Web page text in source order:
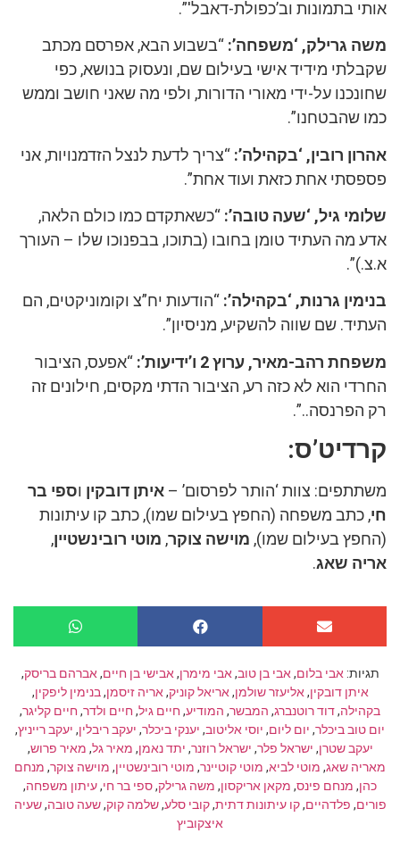
אותי בתמונות וב’כפולת-דאבל'”.
משה גרילק, ‘משפחה’: “בשבוע הבא, אפרסם מכתב
שקבלתי מידיד אישי בעילום שם, ונעסוק בנושא, כפי
שחונכנו על-ידי מאורי הדורות, ולפי מה שאני חושב וממש
כמו שהבטחנו”.
אהרון רובין, ‘בקהילה’: “צריך לדעת לנצל הזדמנויות, אני
פספסתי אחת כזאת ועוד אחת”.
שלומי גיל, ‘שעה טובה’: “כשאתקדם כמו כולם הלאה,
אדע מה העתיד טומן בחובו (בתוכו, בבפנוכו שלו – העורך
א.צ.)”.
בנימין גרנות, ‘בקהילה’: “הודעות יח”צ וקומוניקטים, הם
העתיד. שם שווה להשקיע, מניסיון”.
משפחת רהב-מאיר, ערוץ 2 ו’ידיעות’:
“אפעס, הציבור
החרדי הוא לא כזה רע, הציבור הדתי מקסים, חילונים זה
רק הפרנסה..”.
קרדיט’ס:
משתתפים: צוות ‘הותר לפרסום’ – איתן דובקין וספי בר
חי, כתב משפחה (החפץ בעילום שמו), כתב קו עיתונות
(החפץ בעילום שמו), מוישה צוקר, מוטי רובינשטיין,
אריה שאג.
תגיות: אבי בלום, אבי בן טוב, אבי מימרן, אבישי בן חיים, אברהם בריסק,
איתן דובקין, אליעזר שולמן, אריאל קוניק, אריה זיסמן,בנימין ליפקין,
בקהילה,דוד רוטנברג, המבשר, המודיע, חיים גיל, חיים ולדר, חיים קליגר,
יום טוב ביכלר, יום ליום, יוסי אליטוב, יענקי ביכלר, יעקב ריבלין, יעקב רייניץ,
יעקב שטרן, ישראל פלר, ישראל רוזנר, יתד נאמן, מאיר גל, מאיר פרוש,
מאריה שאג, מוטי לביא, מוטי קוטיינר, מוטי רובינשטיין, מוישה צוקר, מנחם
כהן, מנחם פינס, מקאן אריקסון, משה גרילק,ספי בר חי,עיתון משפחה,
פורים, פלדהיים,קו עיתונות דתית,קובי סלע,שלמה קוק,שעה טובה,שעיה
איצקוביץ